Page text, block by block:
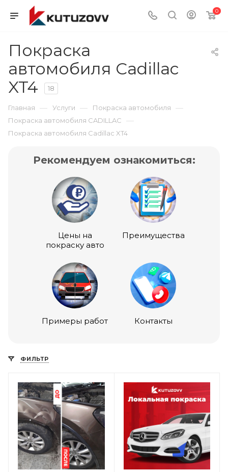
0
Покраска
автомобиля Cadillac
XT4
18
Главная — Услуги — Покраска автомобиля —
Покраска автомобиля CADILLAC —
Покраска автомобиля Cadillac XT4
Рекомендуем ознакомиться:
Цены на
покраску авто
Преимущества
Примеры работ Контакты
ФИЛЬТР